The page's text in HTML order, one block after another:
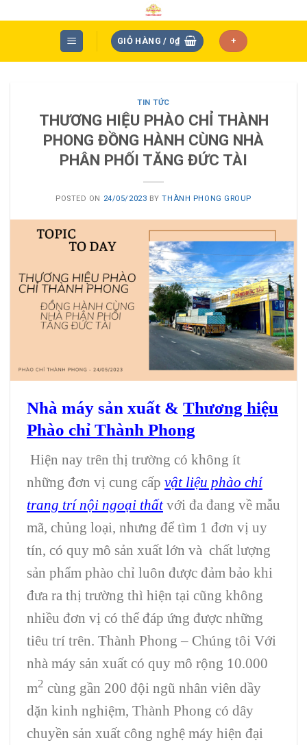
to
GIỎ HÀNG / 0₫ +
TIN TỨC
THƯƠNG HIỆU PHÀO CHỈ THÀNH
PHONG ĐỒNG HÀNH CÙNG NHÀ
PHÂN PHỐI TĂNG ĐỨC TÀI
POSTED ON 24/05/2023 BYTHÀNH PHONG GROUP
Nhà máy sản xuất & Thương hiệu
Phào chỉ Thành Phong
Hiện nay trên thị trường có không ít
những đơn vị cung cấp vật liệu phào chỉ
trang trí nội ngoại thấtvới đa đang về mẫu
mã, chủng loại, nhưng để tìm 1 đơn vị uy
tín, có quy mô sản xuất lớn và chất lượng
sản phẩm phào chỉ luôn được đảm bảo khi
đưa ra thị trường thì hiện tại cũng không
nhiều đơn vị có thể đáp ứng được những
tiêu trí trên. Thành Phong – Chúng tôi Với
nhà máy sản xuất có quy mô rộng 10.000
m2 cùng gần 200 đội ngũ nhân viên dầy
dặn kinh nghiệm, Thành Phong có dây
chuyền sản xuất công nghệ máy hiện đại